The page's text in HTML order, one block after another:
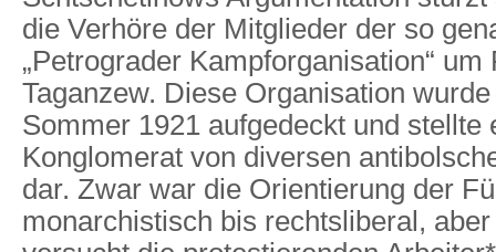
die Verhöre der Mitglieder der so
„Petrograder Kampforganisation“ um
Taganzew. Diese Organisation
Sommer 1921 aufgedeckt und stellte
Konglomerat von diversen
dar. Zwar war die Orientierung der
monarchistisch bis rechtsliberal,